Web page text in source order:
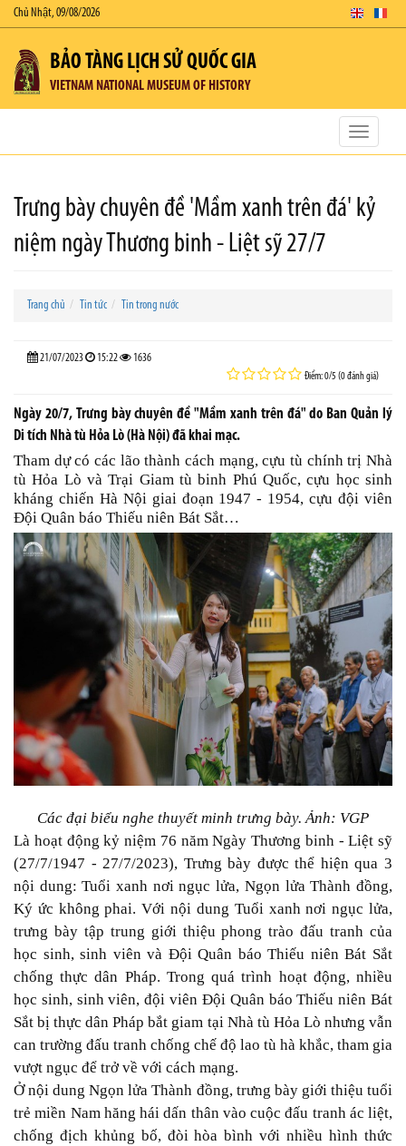
Chủ Nhật, 09/08/2026
BẢO TÀNG LỊCH SỬ QUỐC GIA
VIETNAM NATIONAL MUSEUM OF HISTORY
Toggle
Trưng bày chuyên đề 'Mầm xanh trên đá' kỷ
niệm ngày Thương binh - Liệt sỹ 27/7
Trang chủ Tin tức Tin trong nước
21/07/2023 15:22 1636
Điểm: 0/5 (0 đánh giá)
Ngày 20/7, Trưng bày chuyên đề "Mầm xanh trên đá" do Ban Quản lý
Di tích Nhà tù Hỏa Lò (Hà Nội) đã khai mạc.
Tham dự có các lão thành cách mạng, cựu tù chính trị Nhà
tù Hỏa Lò và Trại Giam tù binh Phú Quốc, cựu học sinh
kháng chiến Hà Nội giai đoạn 1947 - 1954, cựu đội viên
Đội Quân báo Thiếu niên Bát Sắt…
Các đại biểu nghe thuyết minh trưng bày. Ảnh: VGP
Là hoạt động kỷ niệm 76 năm Ngày Thương binh - Liệt sỹ
(27/7/1947 - 27/7/2023), Trưng bày được thể hiện qua 3
nội dung: Tuổi xanh nơi ngục lửa, Ngọn lửa Thành đồng,
Ký ức không phai. Với nội dung Tuổi xanh nơi ngục lửa,
trưng bày tập trung giới thiệu phong trào đấu tranh của
học sinh, sinh viên và Đội Quân báo Thiếu niên Bát Sắt
chống thực dân Pháp. Trong quá trình hoạt động, nhiều
học sinh, sinh viên, đội viên Đội Quân báo Thiếu niên Bát
Sắt bị thực dân Pháp bắt giam tại Nhà tù Hỏa Lò nhưng vẫn
can trường đấu tranh chống chế độ lao tù hà khắc, tham gia
vượt ngục để trở về với cách mạng.
Ở nội dung Ngọn lửa Thành đồng, trưng bày giới thiệu tuổi
trẻ miền Nam hăng hái dấn thân vào cuộc đấu tranh ác liệt,
chống địch khủng bố, đòi hòa bình với nhiều hình thức